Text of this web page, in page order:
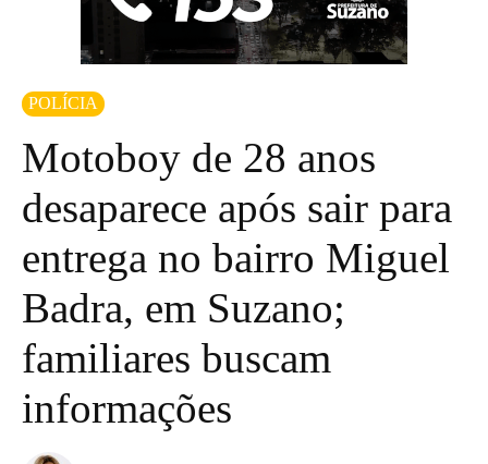
POLÍCIA
Motoboy de 28 anos
desaparece após sair para
entrega no bairro Miguel
Badra, em Suzano;
familiares buscam
informações